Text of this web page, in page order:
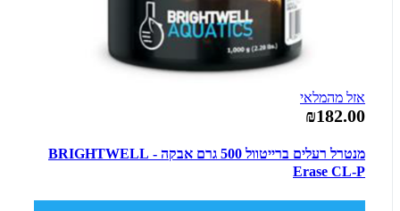
אזל מהמלאי
₪182.00
מנטרל רעלים ברייטוול 500 גרם אבקה - BRIGHTWELL
Erase CL-P